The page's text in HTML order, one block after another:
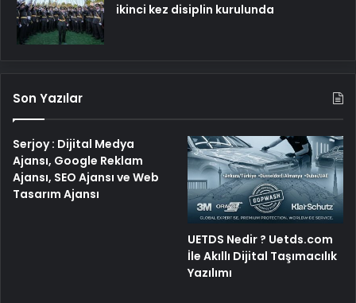
ikinci kez disiplin kurulunda
Son Yazılar
Serjoy : Dijital Medya
Ajansı, Google Reklam
Ajansı, SEO Ajansı ve Web
Tasarım Ajansı
UETDS Nedir ? Uetds.com
İle Akıllı Dijital Taşımacılık
Yazılımı